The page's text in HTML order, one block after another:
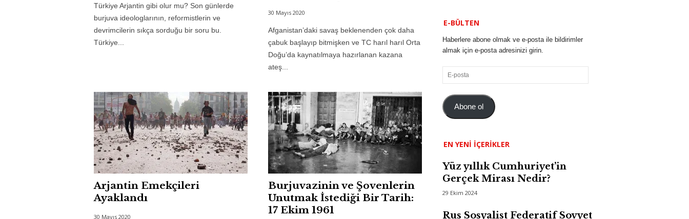
Türkiye Arjantin gibi olur mu? Son günlerde
burjuva ideologlarının, reformistlerin ve
devrimcilerin sıkça sorduğu bir soru bu.
Türkiye...
30 Mayıs 2020
Afganistan’daki savaş beklenenden çok daha
çabuk başlayıp bitmişken ve TC harıl harıl Orta
Doğu’da kaynatılmaya hazırlanan kazana
ateş...
Arjantin Emekçileri
Ayaklandı
30 Mayıs 2020
Burjuvazinin ve Şovenlerin
Unutmak İstediği Bir Tarih:
17 Ekim 1961
E-BÜLTEN
Haberlere abone olmak ve e-posta ile bildirimler
almak için e-posta adresinizi girin.
E-
posta
Abone ol
EN YENI İÇERIKLER
Yüz yıllık Cumhuriyet’in
Gerçek Mirası Nedir?
29 Ekim 2024
Rus Sosyalist Federatif Sovyet